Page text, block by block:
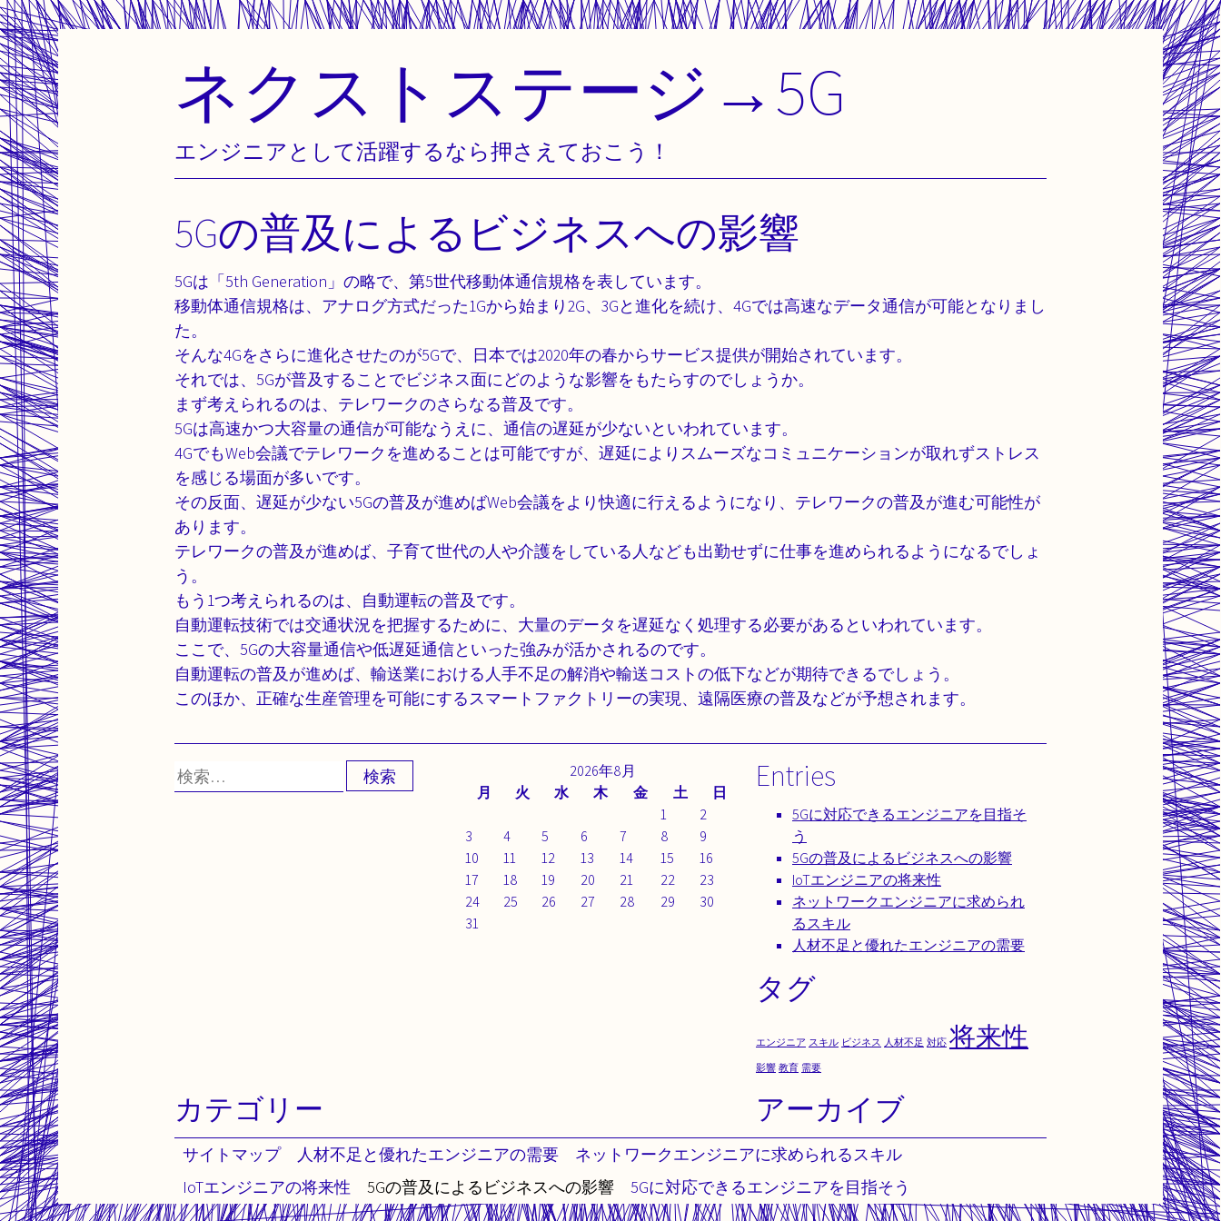
ネクストステージ→5G
エンジニアとして活躍するなら押さえておこう！
サイトマップ 人材不足と優れたエンジニアの需要
ネットワークエンジニアに求められるスキル
IoTエンジニアの将来性
5Gの普及によるビジネスへの影響 5Gに対応できるエンジニアを目指そう
5Gの普及によるビジネスへの影響
5Gは「5th Generation」の略で、第5世代移動体通信規格を表しています。
移動体通信規格は、アナログ方式だった1Gから始まり2G、3Gと進化を続け、4Gでは高速なデータ通信が可能となりまし
た。
そんな4Gをさらに進化させたのが5Gで、日本では2020年の春からサービス提供が開始されています。
それでは、5Gが普及することでビジネス面にどのような影響をもたらすのでしょうか。
まず考えられるのは、テレワークのさらなる普及です。
5Gは高速かつ大容量の通信が可能なうえに、通信の遅延が少ないといわれています。
4GでもWeb会議でテレワークを進めることは可能ですが、遅延によりスムーズなコミュニケーションが取れずストレス
を感じる場面が多いです。
その反面、遅延が少ない5Gの普及が進めばWeb会議をより快適に行えるようになり、テレワークの普及が進む可能性が
あります。
テレワークの普及が進めば、子育て世代の人や介護をしている人なども出勤せずに仕事を進められるようになるでしょ
う。
もう1つ考えられるのは、自動運転の普及です。
自動運転技術では交通状況を把握するために、大量のデータを遅延なく処理する必要があるといわれています。
ここで、5Gの大容量通信や低遅延通信といった強みが活かされるのです。
自動運転の普及が進めば、輸送業における人手不足の解消や輸送コストの低下などが期待できるでしょう。
このほか、正確な生産管理を可能にするスマートファクトリーの実現、遠隔医療の普及などが予想されます。
検
索:
2026年8月
月
火 水 木 金 土
日
1
2
3
4 5 6 7 8
9
10
11 12 13 14 15
16
17
18 19 20 21 22
23
24
25 26 27 28 29
30
31
Entries
5Gに対応できるエンジニアを目指そ
う
5Gの普及によるビジネスへの影響
IoTエンジニアの将来性
ネットワークエンジニアに求められ
るスキル
人材不足と優れたエンジニアの需要
タグ
エンジニア スキル ビジネス 人材不足 対応 将来性
影響 教育 需要
カテゴリー
カテゴリーなし
アーカイブ
© 2026ネクストステージ→5G| Proudly powered by WordPress